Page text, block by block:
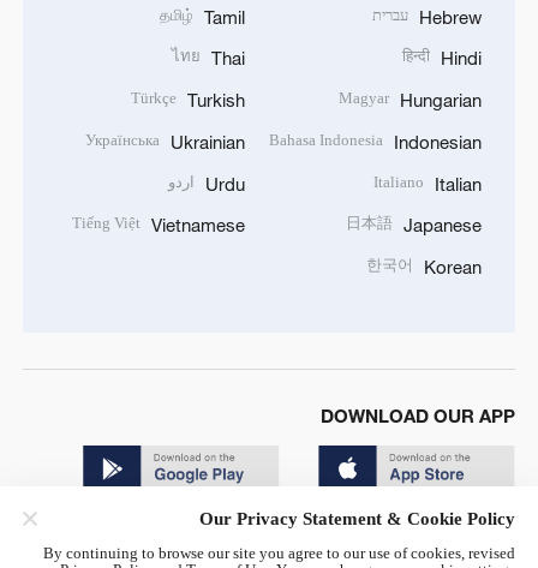
Hebrew עברית
Hindi
हिन्दी
Hungarian
Magyar
Indonesian
Bahasa Indonesia
Italian
Italiano
Japanese
日本語
Korean
한국어
Tamil
தமிழ்
Thai
ไทย
Turkish
Türkçe
Ukrainian
Українська
Urdu اردو
Vietnamese
Tiếng Việt
DOWNLOAD OUR APP
Our Privacy Statement & Cookie Policy
By continuing to browse our site you agree to our use of cookies, revised